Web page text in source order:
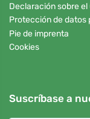
Declaración sobre
Protección de datos
Pie de imprenta
Cookies
Suscríbase a